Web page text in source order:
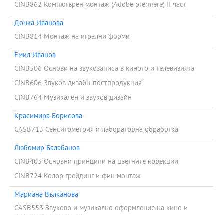
CINB862 Компютърен монтаж (Adobe premiere) ІІ част
Донка Иванова
CINB814 Монтаж на игрални форми
Емил Иванов
CINB506 Основи на звукозаписа в киното и телевизията
CINB606 Звуков дизайн-постпродукция
CINB764 Музикален и звуков дизайн
Красимира Борисова
CASB713 Сенситометрия и лабораторна обработка
Любомир Балабанов
CINB403 Основни принципи на цветните корекции
CINB724 Колор грейдинг и фин монтаж
Мариана Вълканова
CASB553 Звуково и музикално оформление на кино и